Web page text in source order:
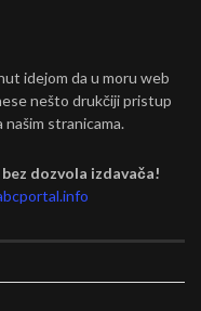
idejom da u moru web
nešto drukčiji pristup
stranicama.
dozvola izdavača!